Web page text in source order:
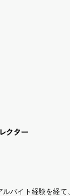
クター
バイト経験を経て